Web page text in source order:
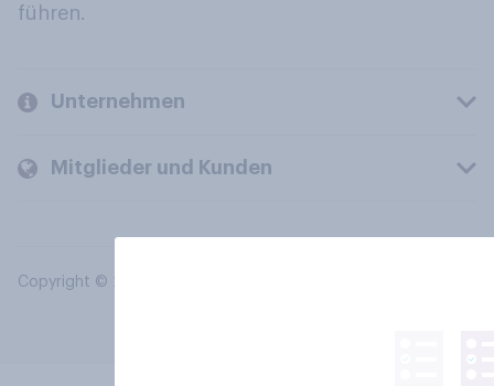
führen.
Unternehmen
Mitglieder und Kunden
Copyright © 2026 YouGov PLC. Alle Rechte vorbehalten.